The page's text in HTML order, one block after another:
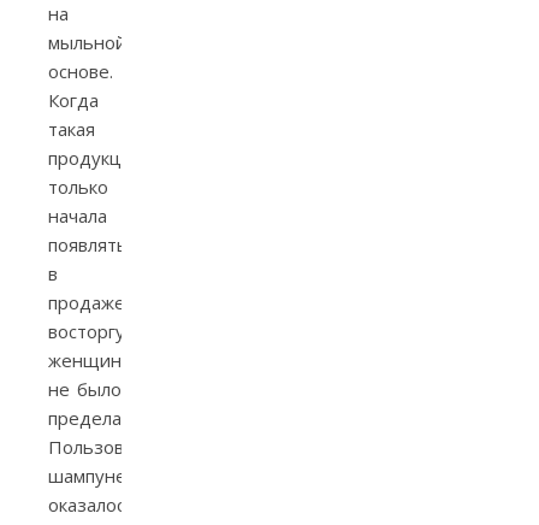
на
мыльной
основе.
Когда
такая
продукция
только
начала
появляться
в
продаже,
восторгу
женщин
не было
предела.
Пользоваться
шампунем
оказалось